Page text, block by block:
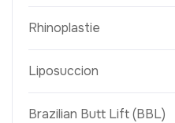
Rhinoplastie
Liposuccion
Brazilian Butt Lift (BBL)